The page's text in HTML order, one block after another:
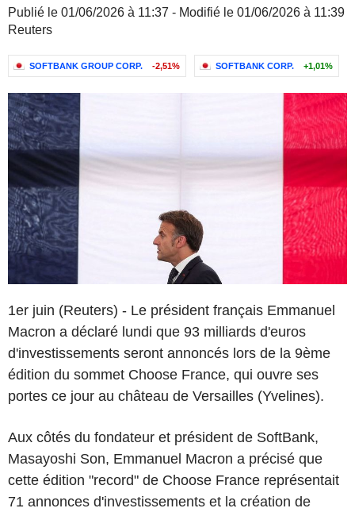
Publié le 01/06/2026 à 11:37 - Modifié le 01/06/2026 à 11:39
Reuters
SOFTBANK GROUP CORP. -2,51% SOFTBANK CORP. +1,01%
1er juin (Reuters) - Le président français Emmanuel
Macron a déclaré lundi que 93 milliards d'euros
d'investissements seront annoncés lors de la 9ème
édition du sommet Choose France, qui ouvre ses
portes ce jour au château de Versailles (Yvelines).
Aux côtés du fondateur et président de SoftBank,
Masayoshi Son, Emmanuel Macron a précisé que
cette édition "record" de Choose France représentait
71 annonces d'investissements et la création de